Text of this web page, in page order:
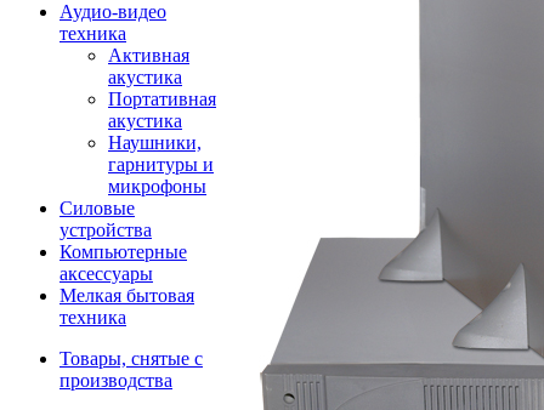
Аудио-видео
техника
Активная
акустика
Портативная
акустика
Наушники,
гарнитуры и
микрофоны
Силовые
устройства
Компьютерные
аксессуары
Мелкая бытовая
техника
Товары, снятые с
производства